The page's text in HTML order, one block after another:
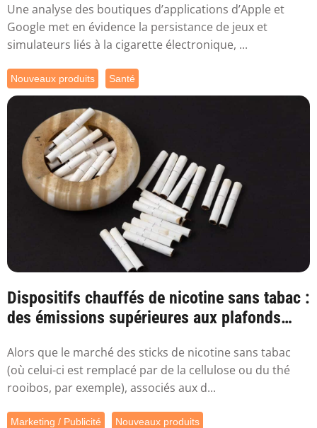
Une analyse des boutiques d’applications d’Apple et
Google met en évidence la persistance de jeux et
simulateurs liés à la cigarette électronique, ...
Nouveaux produits Santé
Dispositifs chauffés de nicotine sans tabac :
des émissions supérieures aux plafonds
Alors que le marché des sticks de nicotine sans tabac
(où celui-ci est remplacé par de la cellulose ou du thé
rooibos, par exemple), associés aux d...
Marketing / Publicité Nouveaux produits